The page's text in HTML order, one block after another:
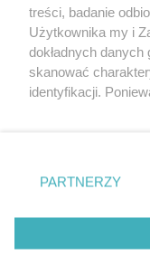
Nie zapomnij
zapoznać się z:
polityką
Twojemiasto
Piekary Śląskie
Chorzów
Tarnowskie Góry
Gliwice
treści, badanie
Użytkownika my i
dokładnych
skanować
identyfikacji.
prywatności
. Niektóre
zgody
takiemu
zastosowania tylko
PARTNERZY